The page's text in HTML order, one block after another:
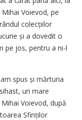
Voievod, pe
colecțiilor
și a dovedit o
pe jos, pentru a ni-l
spus și mărturia
un mare
Voievod, după
Sfinților